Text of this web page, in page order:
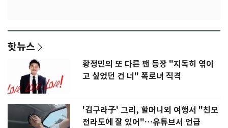
핫뉴스
황정민의 또 다른 팬 등장 "지독히 엮이
고 싶었던 건 너" 폭로녀 직격
'김구라子' 그리, 할머니외 여행서 "친모
전라도에 잘 있어"…유튜브서 언급